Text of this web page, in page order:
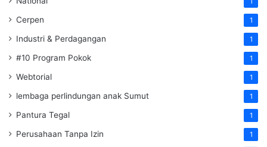
Cerpen 1
Industri & Perdagangan 1
#10 Program Pokok 1
Webtorial 1
lembaga perlindungan anak Sumut 1
Pantura Tegal 1
Perusahaan Tanpa Izin 1